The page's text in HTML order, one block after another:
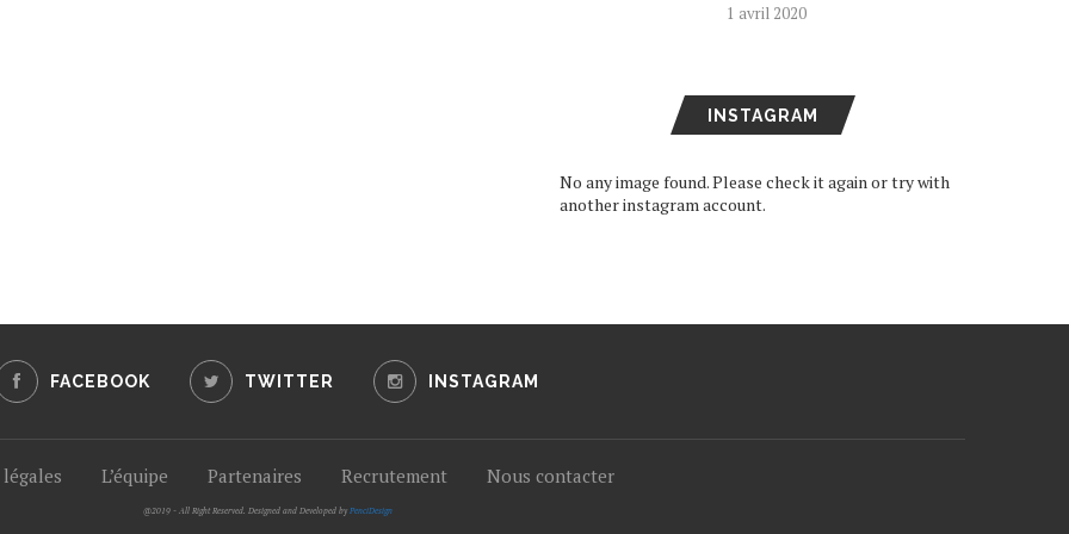
1 avril 2020
INSTAGRAM
No any image found. Please check it again or try with
another instagram account.
FACEBOOK TWITTER INSTAGRAM
L’équipe Partenaires Recrutement Nous contacter
@2019 - All Right Reserved. Designed and Developed by PenciDesign